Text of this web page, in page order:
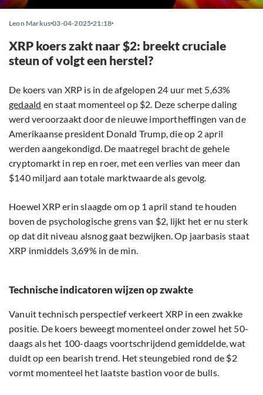
Leon Markus 03-04-2025 21:18
XRP koers zakt naar $2: breekt cruciale
steun of volgt een herstel?
De koers van XRP is in de afgelopen 24 uur met 5,63%
gedaald en staat momenteel op $2. Deze scherpe daling
werd veroorzaakt door de nieuwe importheffingen van de
Amerikaanse president Donald Trump, die op 2 april
werden aangekondigd. De maatregel bracht de gehele
cryptomarkt in rep en roer, met een verlies van meer dan
$140 miljard aan totale marktwaarde als gevolg.
Hoewel XRP erin slaagde om op 1 april stand te houden
boven de psychologische grens van $2, lijkt het er nu sterk
op dat dit niveau alsnog gaat bezwijken. Op jaarbasis staat
XRP inmiddels 3,69% in de min.
Technische indicatoren wijzen op zwakte
Vanuit technisch perspectief verkeert XRP in een zwakke
positie. De koers beweegt momenteel onder zowel het 50-
daags als het 100-daags voortschrijdend gemiddelde, wat
duidt op een bearish trend. Het steungebied rond de $2
vormt momenteel het laatste bastion voor de bulls.